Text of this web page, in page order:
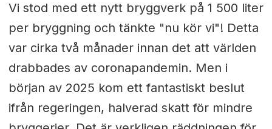
Vi stod med ett nytt bryggverk på 1 500 liter
per bryggning och tänkte "nu kör vi"! Detta
var cirka två månader innan det att världen
drabbades av coronapandemin. Men i
början av 2025 kom ett fantastiskt beslut
ifrån regeringen, halverad skatt för mindre